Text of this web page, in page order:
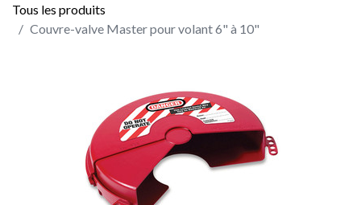
Tous les produits
Couvre-valve Master pour volant 6" à 10"